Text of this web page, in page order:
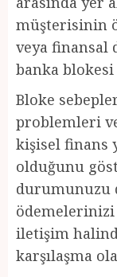
müşterisinin
veya
banka
Bloke
problemleri
kişisel finans
olduğunu
durumunuzu
ödemelerinizi
iletişim
karşılaşma